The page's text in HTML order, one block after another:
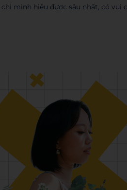
mình hiểu được sâu nhất, có vui